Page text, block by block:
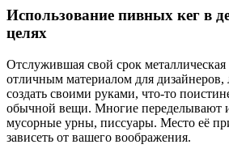
Использование пивных кег в
целях
Отслужившая свой срок
отличным материалом для дизайнеров,
создать своими руками, что-то
обычной вещи. Многие переделывают
мусорные урны, писсуары. Место её
зависеть от вашего воображения.